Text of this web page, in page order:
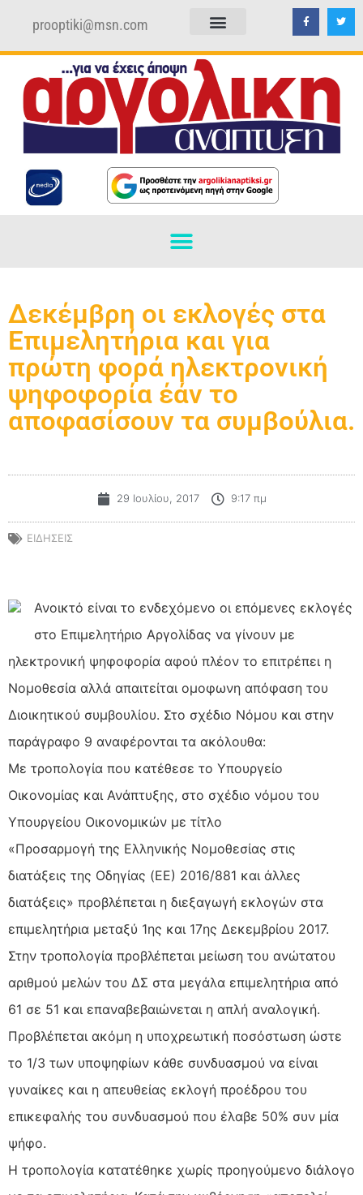
prooptiki@msn.com
Δεκέμβρη οι εκλογές στα
Επιμελητήρια και για
πρώτη φορά ηλεκτρονική
ψηφοφορία έάν το
αποφασίσουν τα συμβούλια.
29 Ιουλίου, 2017 9:17 πμ
ΕΙΔΗΣΕΙΣ
Ανοικτό είναι το ενδεχόμενο οι επόμενες εκλογές
στο Επιμελητήριο Αργολίδας να γίνουν με
ηλεκτρονική ψηφοφορία αφού πλέον το επιτρέπει η
Νομοθεσία αλλά απαιτείται ομοφωνη απόφαση του
Διοικητικού συμβουλίου. Στο σχέδιο Νόμου και στην
παράγραφο 9 αναφέρονται τα ακόλουθα:
Με τροπολογία που κατέθεσε το Υπουργείο
Οικονομίας και Ανάπτυξης, στο σχέδιο νόμου του
Υπουργείου Οικονομικών με τίτλο
«Προσαρμογή της Ελληνικής Νομοθεσίας στις
διατάξεις της Οδηγίας (EE) 2016/881 και άλλες
διατάξεις» προβλέπεται η διεξαγωγή εκλογών στα
επιμελητήρια μεταξύ 1ης και 17ης Δεκεμβρίου 2017.
Στην τροπολογία προβλέπεται μείωση του ανώτατου
αριθμού μελών του ΔΣ στα μεγάλα επιμελητήρια από
61 σε 51 και επαναβεβαιώνεται η απλή αναλογική.
Προβλέπεται ακόμη η υποχρεωτική ποσόστωση ώστε
το 1/3 των υποψηφίων κάθε συνδυασμού να είναι
γυναίκες και η απευθείας εκλογή προέδρου του
επικεφαλής του συνδυασμού που έλαβε 50% συν μία
ψήφο.
Η τροπολογία κατατέθηκε χωρίς προηγούμενο διάλογο